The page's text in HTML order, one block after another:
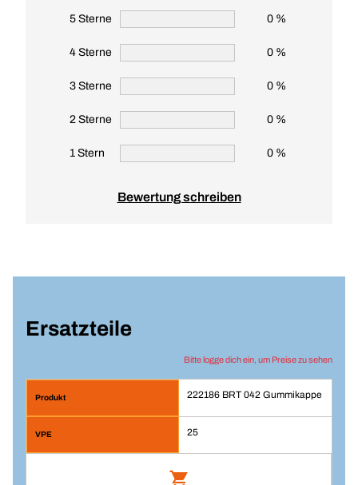
5 Sterne 0 %
4 Sterne 0 %
3 Sterne 0 %
2 Sterne 0 %
1 Stern 0 %
Bewertung schreiben
Ersatzteile
Bitte logge dich ein, um Preise zu sehen
222186 BRT 042 Gummikappe
25